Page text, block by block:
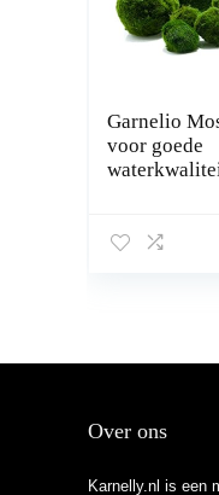
Garnelio
voor goede
grootte: 3
Over ons
Karnelly.nl is een